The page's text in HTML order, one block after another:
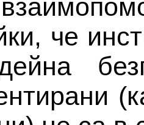
че